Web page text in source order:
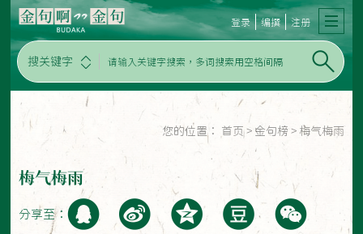
搜关键字
登录 编撰 注册
您的位置： 首页 > 金句榜 > 梅气梅雨
梅气梅雨
分享至：